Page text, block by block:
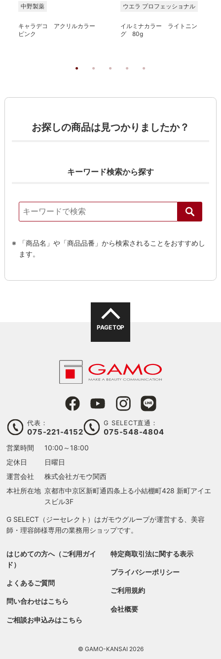
中野製薬
キャラデコ アクリルカラー
ピンク
ウエラ プロフェッショナル
イルミナカラー ライトニン
グ 80g
お探しの商品は見つかりましたか？
キーワード検索から探す
「商品名」や「商品品番」から検索されることをおすすめし
ます。
PAGE TOP
代表：
075-221-4152
G SELECT直通：
075-548-4804
営業時間
10:00～18:00
定休日
日曜日
運営会社
株式会社ガモウ関西
本社所在地 京都市中京区新町通四条上る小結棚町428 新町アイエ
スビル3F
G SELECT（ジーセレクト）はガモウグループが運営する、美容
師・理容師様専用の業務用ショップです。
はじめての方へ（ご利用ガイ
ド）
よくあるご質問
問い合わせはこちら
ご相談お申込みはこちら
特定商取引法に関する表示
プライバシーポリシー
ご利用規約
会社概要
© GAMO-KANSAI 2026